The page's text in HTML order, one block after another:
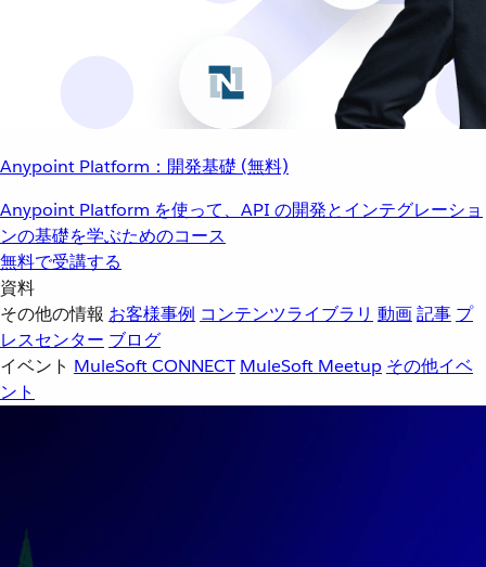
Anypoint Platform：開発基礎 (無料)
Anypoint Platform を使って、API の開発とインテグレーショ
ンの基礎を学ぶためのコース
無料で受講する
資料
その他の情報 お客様事例 コンテンツライブラリ 動画記事 プ
レスセンター ブログ
イベント MuleSoft CONNECT MuleSoft Meetup その他イベ
ント